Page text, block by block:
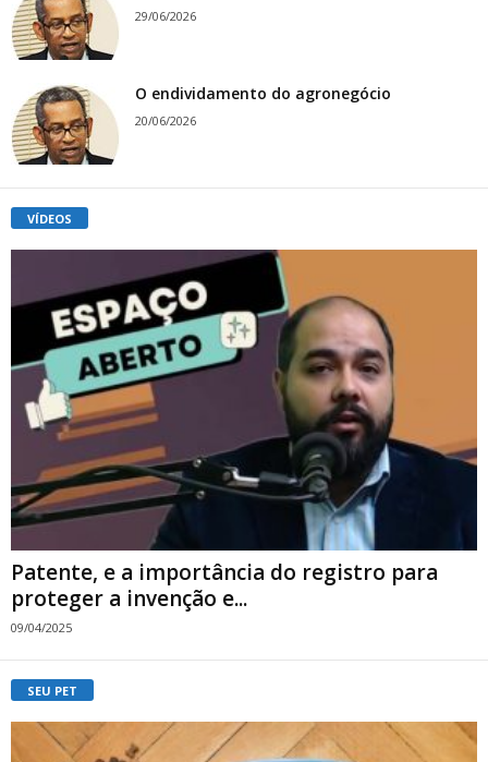
29/06/2026
O endividamento do agronegócio
20/06/2026
VÍDEOS
Patente, e a importância do registro para
proteger a invenção e...
09/04/2025
SEU PET